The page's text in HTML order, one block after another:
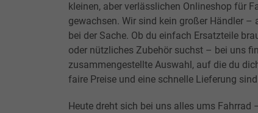
kleinen, aber verlässlichen Onlineshop für
gewachsen. Wir sind kein großer Händler
bei der Sache. Ob du einfach Ersatzteile
oder nützliches Zubehör suchst – bei uns
zusammengestellte Auswahl, auf die du
faire Preise und eine schnelle Lieferung
Heute dreht sich bei uns alles ums